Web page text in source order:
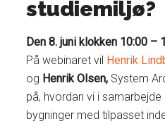
studiemiljø?
Den 8. juni klokken 10:00 –
På webinaret vil Henrik
og Henrik Olsen, System
på, hvordan vi i
bygninger med tilpasset